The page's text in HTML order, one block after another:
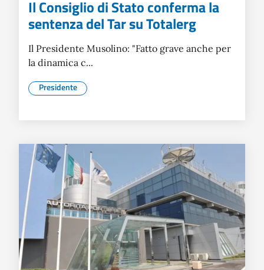
Il Consiglio di Stato conferma la
sentenza del Tar su Totalerg
Il Presidente Musolino: "Fatto grave anche per
la dinamica c...
Presidente